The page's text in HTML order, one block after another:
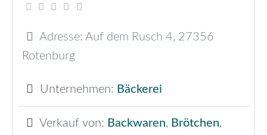
Adresse: Auf dem Rusch 4, 27356
Rotenburg
Unternehmen: Bäckerei
Verkauf von: Backwaren, Brötchen,